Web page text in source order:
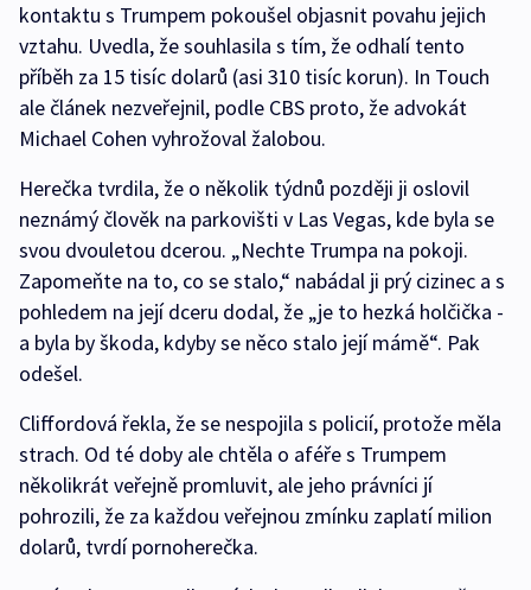
kontaktu s Trumpem pokoušel objasnit povahu jejich
vztahu. Uvedla, že souhlasila s tím, že odhalí tento
příběh za 15 tisíc dolarů (asi 310 tisíc korun). In Touch
ale článek nezveřejnil, podle CBS proto, že advokát
Michael Cohen vyhrožoval žalobou.
Herečka tvrdila, že o několik týdnů později ji oslovil
neznámý člověk na parkovišti v Las Vegas, kde byla se
svou dvouletou dcerou. „Nechte Trumpa na pokoji.
Zapomeňte na to, co se stalo,“ nabádal ji prý cizinec a s
pohledem na její dceru dodal, že „je to hezká holčička -
a byla by škoda, kdyby se něco stalo její mámě“. Pak
odešel.
Cliffordová řekla, že se nespojila s policií, protože měla
strach. Od té doby ale chtěla o aféře s Trumpem
několikrát veřejně promluvit, ale jeho právníci jí
pohrozili, že za každou veřejnou zmínku zaplatí milion
dolarů, tvrdí pornoherečka.